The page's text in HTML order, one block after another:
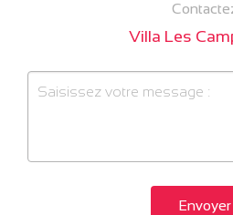
Villa Les
Envoyer